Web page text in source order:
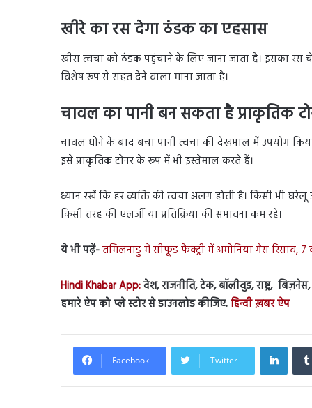
खीरे का रस देगा ठंडक का एहसास
खीरा त्वचा को ठंडक पहुंचाने के लिए जाना जाता है। इसका रस
विशेष रूप से राहत देने वाला माना जाता है।
चावल का पानी बन सकता है प्राकृतिक
चावल धोने के बाद बचा पानी त्वचा की देखभाल में उपयोग
इसे प्राकृतिक टोनर के रूप में भी इस्तेमाल करते हैं।
ध्यान रखें कि हर व्यक्ति की त्वचा अलग होती है। किसी भी
किसी तरह की एलर्जी या प्रतिक्रिया की संभावना कम रहे।
ये भी पढ़ें-तमिलनाडु में सीफूड फैक्ट्री में अमोनिया गैस रिसाव,
Hindi Khabar App:देश, राजनीति, टेक, बॉलीवुड, राष्ट्र,
हमारे ऐप को प्ले स्टोर से डाउनलोड कीजिए.हिन्दी ख़बर ऐप
Facebook Twitter